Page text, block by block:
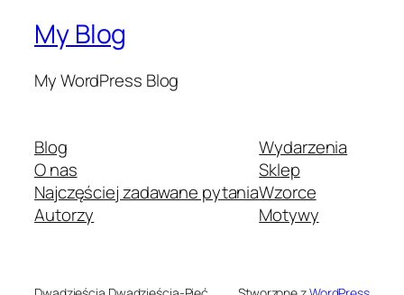
My Blog
My WordPress Blog
Blog
O nas
Najczęściej zadawane pytania
Autorzy
Wydarzenia
Sklep
Wzorce
Motywy